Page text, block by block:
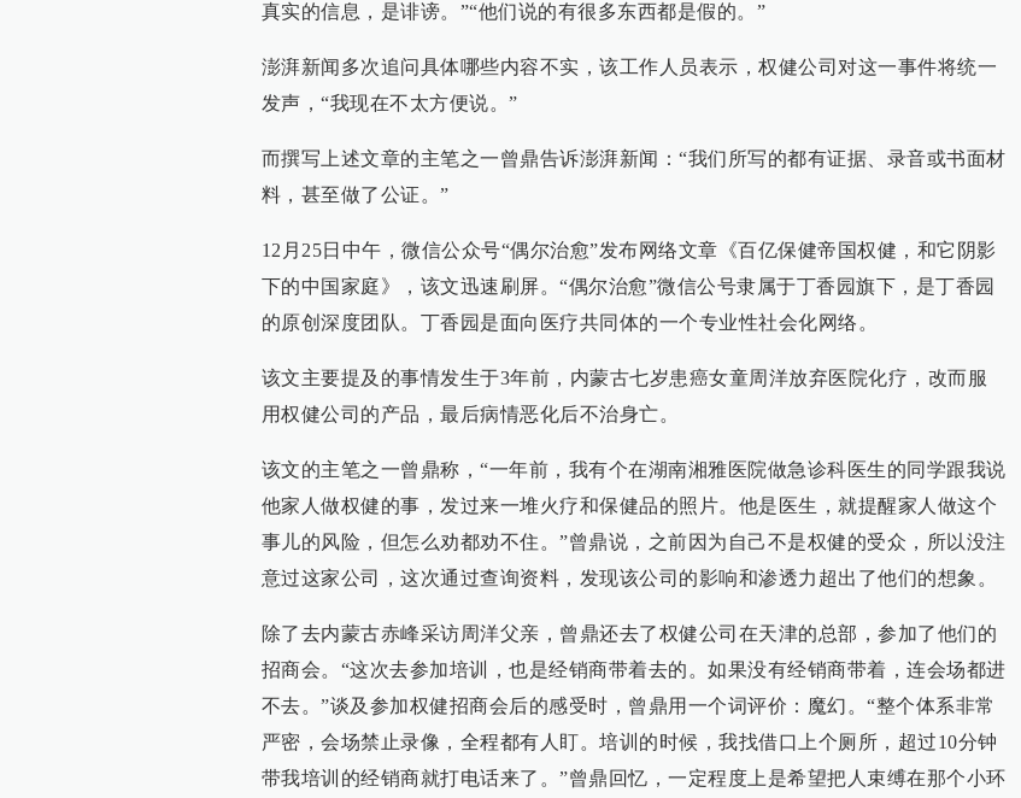
真实的信息，是诽谤。”“他们说的有很多东西都是假的。”
澎湃新闻多次追问具体哪些内容不实，该工作人员表示，权健公司对这一事件将统一
发声，“我现在不太方便说。”
而撰写上述文章的主笔之一曾鼎告诉澎湃新闻：“我们所写的都有证据、录音或书面材
料，甚至做了公证。”
12月25日中午，微信公众号“偶尔治愈”发布网络文章《百亿保健帝国权健，和它阴影
下的中国家庭》，该文迅速刷屏。“偶尔治愈”微信公号隶属于丁香园旗下，是丁香园
的原创深度团队。丁香园是面向医疗共同体的一个专业性社会化网络。
该文主要提及的事情发生于3年前，内蒙古七岁患癌女童周洋放弃医院化疗，改而服
用权健公司的产品，最后病情恶化后不治身亡。
该文的主笔之一曾鼎称，“一年前，我有个在湖南湘雅医院做急诊科医生的同学跟我说
他家人做权健的事，发过来一堆火疗和保健品的照片。他是医生，就提醒家人做这个
事儿的风险，但怎么劝都劝不住。”曾鼎说，之前因为自己不是权健的受众，所以没注
意过这家公司，这次通过查询资料，发现该公司的影响和渗透力超出了他们的想象。
除了去内蒙古赤峰采访周洋父亲，曾鼎还去了权健公司在天津的总部，参加了他们的
招商会。“这次去参加培训，也是经销商带着去的。如果没有经销商带着，连会场都进
不去。”谈及参加权健招商会后的感受时，曾鼎用一个词评价：魔幻。“整个体系非常
严密，会场禁止录像，全程都有人盯。培训的时候，我找借口上个厕所，超过10分钟
带我培训的经销商就打电话来了。”曾鼎回忆，一定程度上是希望把人束缚在那个小环